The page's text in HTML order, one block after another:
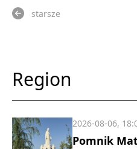
starsze
Region
Pomnik
2026-08-06,